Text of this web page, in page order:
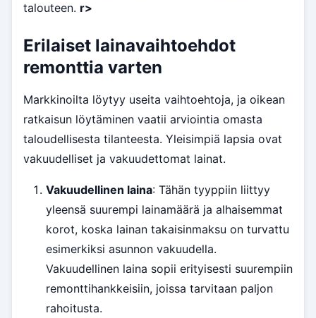
talouteen. r>
Erilaiset lainavaihtoehdot
remonttia varten
Markkinoilta löytyy useita vaihtoehtoja, ja oikean
ratkaisun löytäminen vaatii arviointia omasta
taloudellisesta tilanteesta. Yleisimpiä lapsia ovat
vakuudelliset ja vakuudettomat lainat.
Vakuudellinen laina: Tähän tyyppiin liittyy
yleensä suurempi lainamäärä ja alhaisemmat
korot, koska lainan takaisinmaksu on turvattu
esimerkiksi asunnon vakuudella.
Vakuudellinen laina sopii erityisesti suurempiin
remonttihankkeisiin, joissa tarvitaan paljon
rahoitusta.